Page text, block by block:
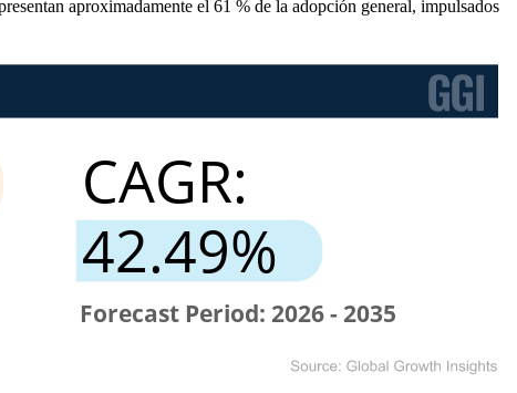
aproximadamente el 61 % de la adopción general, impulsados